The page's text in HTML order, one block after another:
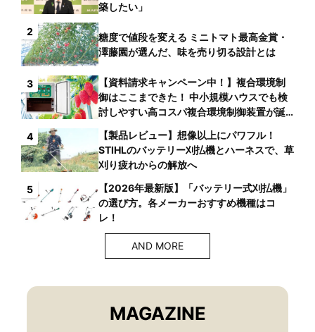
築したい」
2
糖度で値段を変える ミニトマト最高金賞・
澤藤園が選んだ、味を売り切る設計とは
3
【資料請求キャンペーン中！】複合環境制
御はここまできた！ 中小規模ハウスでも検
討しやすい高コスパ複合環境制御装置が誕
4
【製品レビュー】想像以上にパワフル！
STIHLのバッテリー刈払機とハーネスで、草
刈り疲れからの解放へ
5
【2026年最新版】「バッテリー式刈払機」
の選び方。各メーカーおすすめ機種はコ
レ！
AND MORE
MAGAZINE